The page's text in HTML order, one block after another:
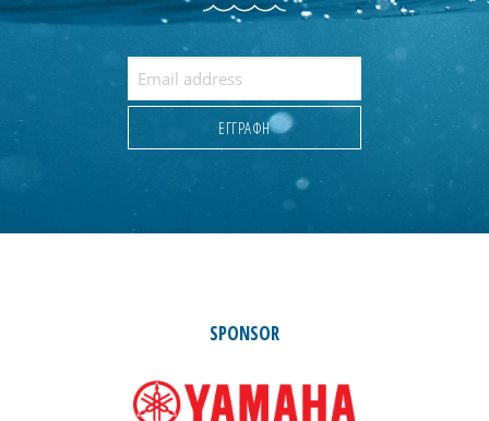
SPONSOR